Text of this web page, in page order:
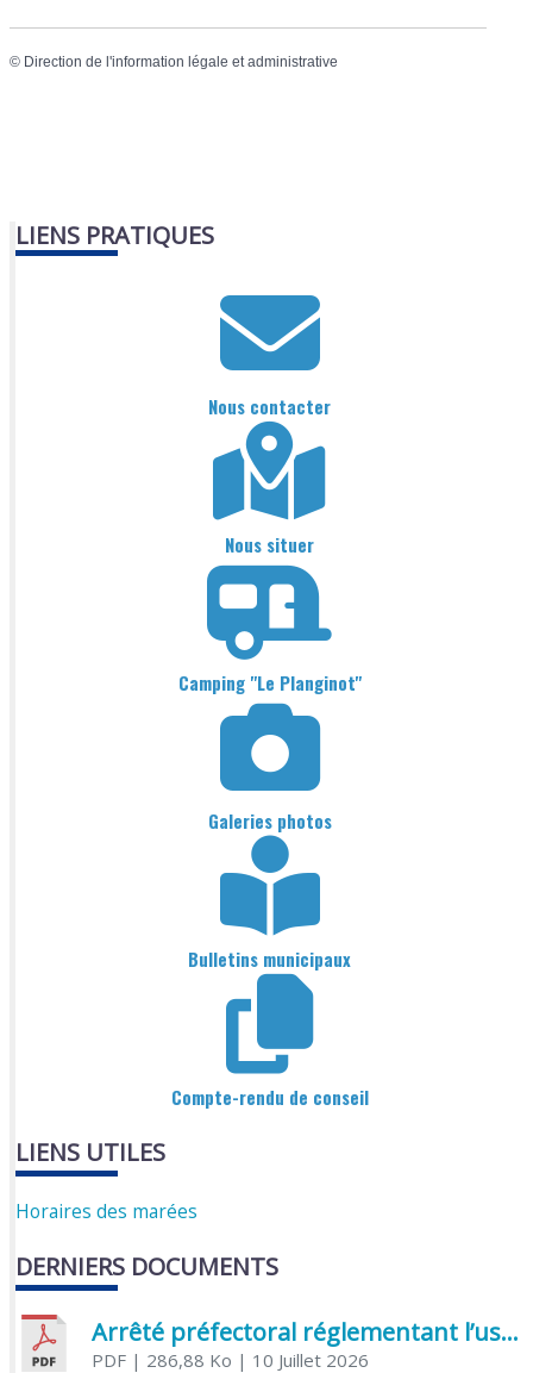
© Direction de l'information légale et administrative
LIENS PRATIQUES
Nous contacter
Nous situer
Camping "Le Planginot"
Galeries photos
Bulletins municipaux
Compte-rendu de conseil
LIENS UTILES
Horaires des marées
DERNIERS DOCUMENTS
Arrêté préfectoral réglementant l’usage de l’eau
PDF| 286,88 Ko | 10 Juillet 2026